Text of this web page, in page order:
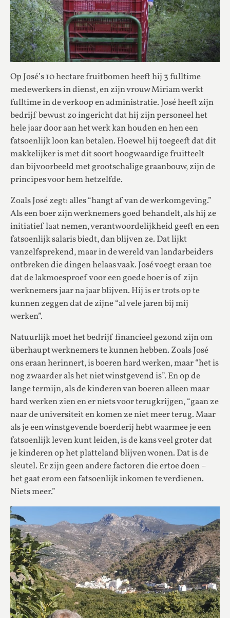
Op José’s 10 hectare fruitbomen heeft hij 3 fulltime
medewerkers in dienst, en zijn vrouw Miriam werkt
fulltime in de verkoop en administratie. José heeft zijn
bedrijf bewust zo ingericht dat hij zijn personeel het
hele jaar door aan het werk kan houden en hen een
fatsoenlijk loon kan betalen. Hoewel hij toegeeft dat dit
makkelijker is met dit soort hoogwaardige fruitteelt
dan bijvoorbeeld met grootschalige graanbouw, zijn de
principes voor hem hetzelfde.
Zoals José zegt: alles “hangt af van de werkomgeving.”
Als een boer zijn werknemers goed behandelt, als hij ze
initiatief laat nemen, verantwoordelijkheid geeft en een
fatsoenlijk salaris biedt, dan blijven ze. Dat lijkt
vanzelfsprekend, maar in de wereld van landarbeiders
ontbreken die dingen helaas vaak. José voegt eraan toe
dat de lakmoesproef voor een goede boer is of zijn
werknemers jaar na jaar blijven. Hij is er trots op te
kunnen zeggen dat de zijne “al vele jaren bij mij
werken”.
Natuurlijk moet het bedrijf financieel gezond zijn om
überhaupt werknemers te kunnen hebben. Zoals José
ons eraan herinnert, is boeren hard werken, maar “het is
nog zwaarder als het niet winstgevend is”. En op de
lange termijn, als de kinderen van boeren alleen maar
hard werken zien en er niets voor terugkrijgen, “gaan ze
naar de universiteit en komen ze niet meer terug. Maar
als je een winstgevende boerderij hebt waarmee je een
fatsoenlijk leven kunt leiden, is de kans veel groter dat
je kinderen op het platteland blijven wonen. Dat is de
sleutel. Er zijn geen andere factoren die ertoe doen –
het gaat erom een ​​fatsoenlijk inkomen te verdienen.
Niets meer.”